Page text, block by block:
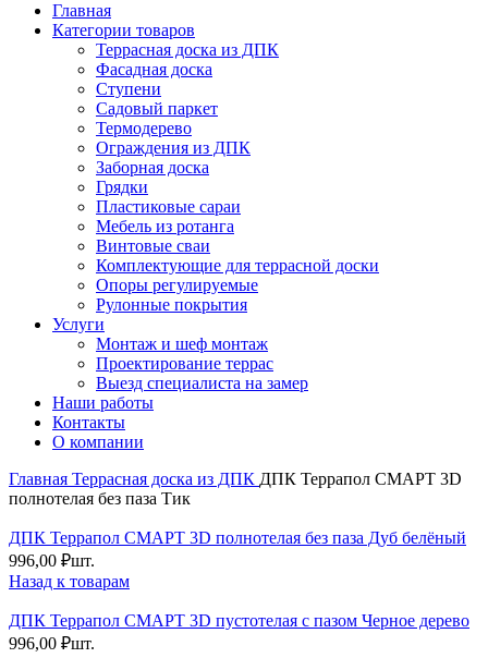
Главная
Категории товаров
Террасная доска из ДПК
Фасадная доска
Ступени
Садовый паркет
Термодерево
Ограждения из ДПК
Заборная доска
Грядки
Пластиковые сараи
Мебель из ротанга
Винтовые сваи
Комплектующие для террасной доски
Опоры регулируемые
Рулонные покрытия
Услуги
Монтаж и шеф монтаж
Проектирование террас
Выезд специалиста на замер
Наши работы
Контакты
О компании
Главная Террасная доска из ДПК ДПК Террапол СМАРТ 3D
полнотелая без паза Тик
ДПК Террапол СМАРТ 3D полнотелая без паза Дуб белёный
996,00 ₽шт.
Назад к товарам
ДПК Террапол СМАРТ 3D пустотелая с пазом Черное дерево
996,00 ₽шт.